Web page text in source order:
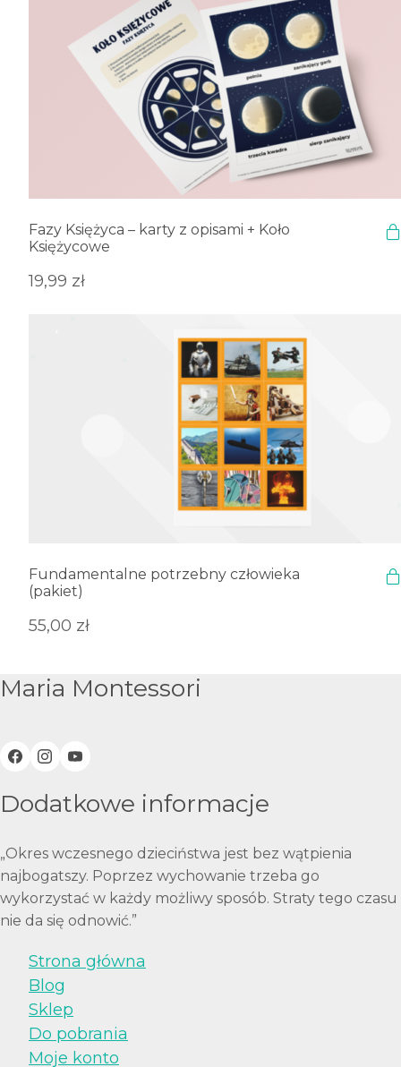
Fazy Księżyca – karty z opisami + Koło
Księżycowe
19,99 zł
Fundamentalne potrzebny człowieka
(pakiet)
55,00 zł
Maria Montessori
Dodatkowe informacje
„Okres wczesnego dzieciństwa jest bez wątpienia
najbogatszy. Poprzez wychowanie trzeba go
wykorzystać w każdy możliwy sposób. Straty tego czasu
nie da się odnowić.”
Strona główna
Blog
Sklep
Do pobrania
Moje konto